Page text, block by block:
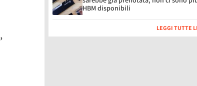
,
HBM disponibili
LEGGI TUTTE